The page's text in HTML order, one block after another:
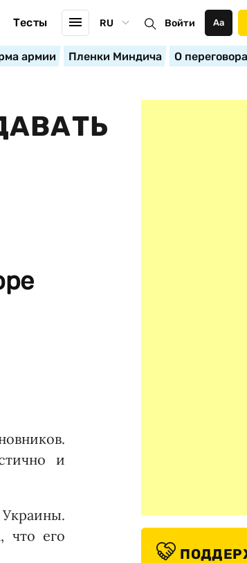
Тесты RU Войти Аа
армии Пленки Миндича О
и
что его